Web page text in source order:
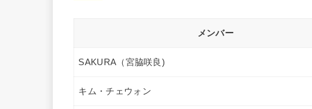
メンバー
SAKURA（宮脇咲良)
キム・チェウォン